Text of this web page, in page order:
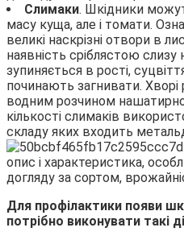
Слимаки. Шкідники
масу куща, але і томати.
великі наскрізні отвори в
наявність сріблястою
зупиняється в рості,
починають загнивати.
водним розчином
кількості слимаків
складу яких входить
Для профілактики появи
потрібно виконувати такі